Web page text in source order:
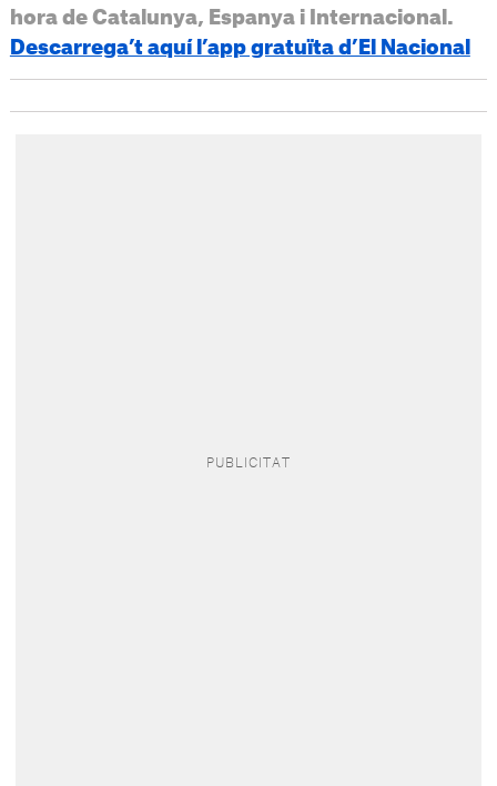
hora de Catalunya, Espanya i Internacional.
Descarrega’t aquí l’app gratuïta d’El Nacional